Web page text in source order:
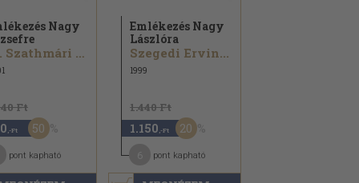
Nagy
Dr. Szathmári István...
Ft
,-Ft 50
pont kapható
Emlékezés Nagy
Lászlóra
Szegedi Ervin...
1999
1.440 Ft
1.150 ,-Ft 20
pont kapható